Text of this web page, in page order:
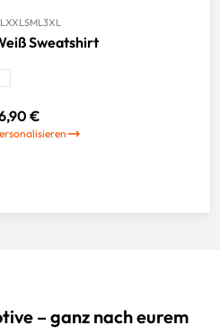
XXLSML3XL
Sweatshirt
€
– ganz nach eurem